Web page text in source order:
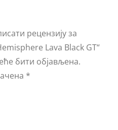
рецензију за
Lava Black GT“
бити објављена.
*